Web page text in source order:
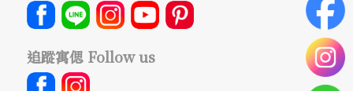
追蹤寓偲 Follow us